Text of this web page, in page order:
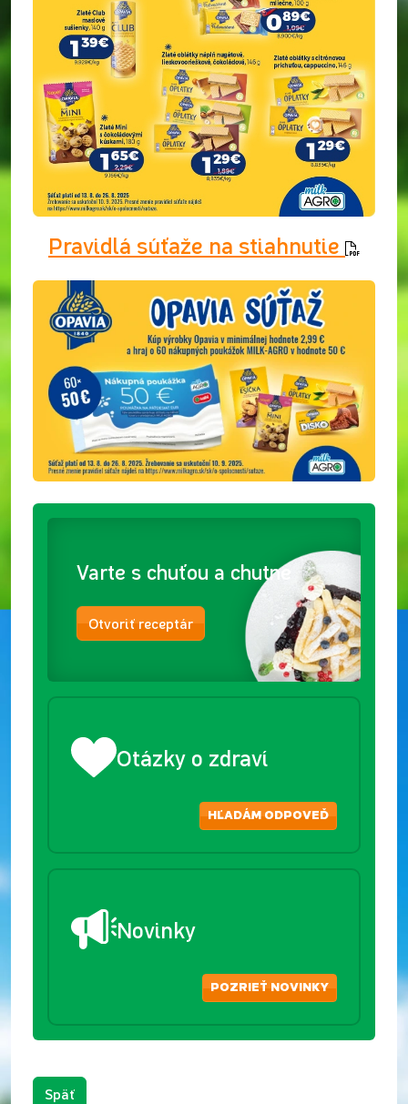
Pravidlá súťaže na stiahnutie
Varte s chuťou a chutne
Otvoriť receptár
Otázky o zdraví
HĽADÁM ODPOVEĎ
Novinky
POZRIEŤ NOVINKY
Späť